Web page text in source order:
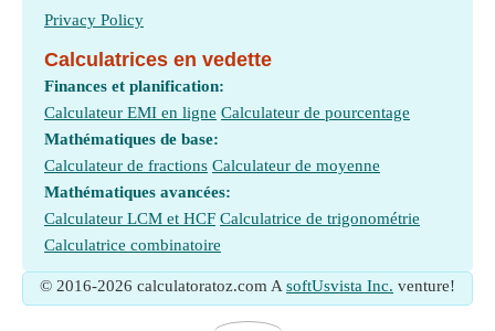
Privacy Policy
Calculatrices en vedette
Finances et planification:
Calculateur EMI en ligne Calculateur de pourcentage
Mathématiques de base:
Calculateur de fractions Calculateur de moyenne
Mathématiques avancées:
Calculateur LCM et HCF Calculatrice de trigonométrie
Calculatrice combinatoire
© 2016-2026 calculatoratoz.com A softUsvista Inc. venture!